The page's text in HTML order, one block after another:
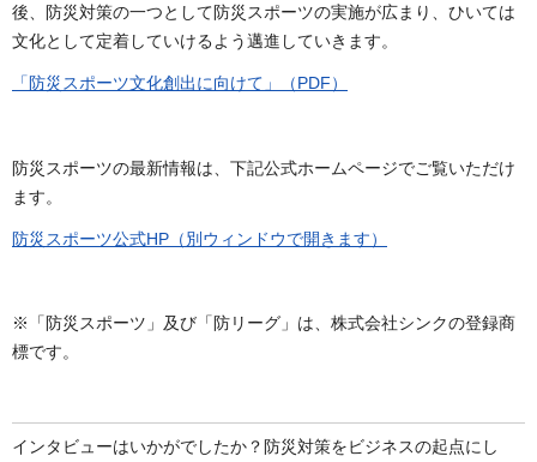
後、防災対策の一つとして防災スポーツの実施が広まり、ひいては
文化として定着していけるよう邁進していきます。
「防災スポーツ文化創出に向けて」（PDF）
防災スポーツの最新情報は、下記公式ホームページでご覧いただけ
ます。
防災スポーツ公式HP（別ウィンドウで開きます）
※「防災スポーツ」及び「防リーグ」は、株式会社シンクの登録商
標です。
インタビューはいかがでしたか？防災対策をビジネスの起点にし